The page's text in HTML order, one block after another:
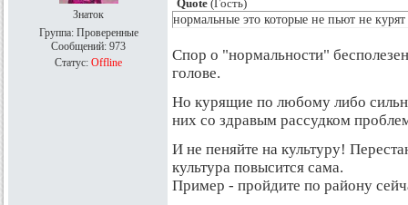
Знаток
Группа: Проверенные
Сообщений: 973
Статус: Offline
Quote (Гость)
нормальные это которые не пьют не
Спор о "нормальности"
голове.
Но курящие по любому либо
них со здравым рассудком
И не пеняйте на культуру!
культура повысится сама.
Пример - пройдите по району